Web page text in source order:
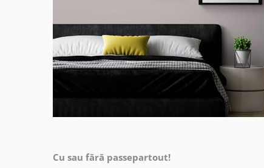
Cu sau fără passepartout!